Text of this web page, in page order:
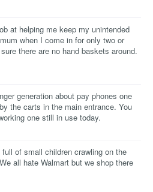
at helping me keep my unintended
when I come in for only two or
there are no hand baskets around.
generation about pay phones one
the carts in the main entrance. You
one still in use today.
of small children crawling on the
all hate Walmart but we shop there